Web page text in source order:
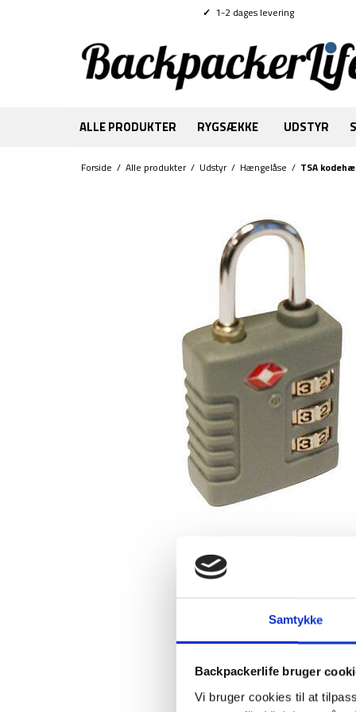
Samtykke
Backpackerlife bruger
Vi bruger cookies til at
✓ 1-2 dages levering
ALLE PRODUKTER RYGSÆKKE UDSTYR
Forside / Alle produkter/ Udstyr/ Hængelåse / TSA